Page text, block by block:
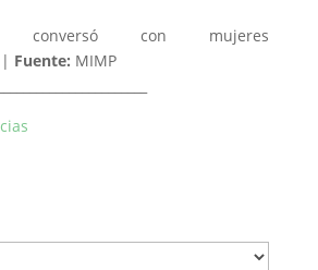
conversó con mujeres
Fuente: MIMP